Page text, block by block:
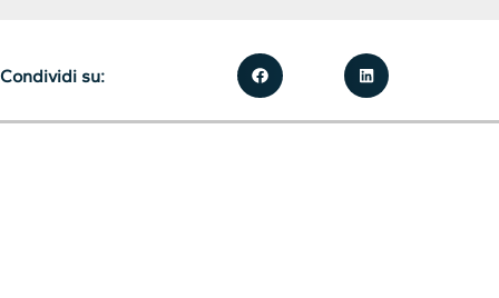
Condividi su: